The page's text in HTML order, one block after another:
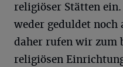
religiöser Stätten
weder geduldet
daher rufen wir zum
religiösen